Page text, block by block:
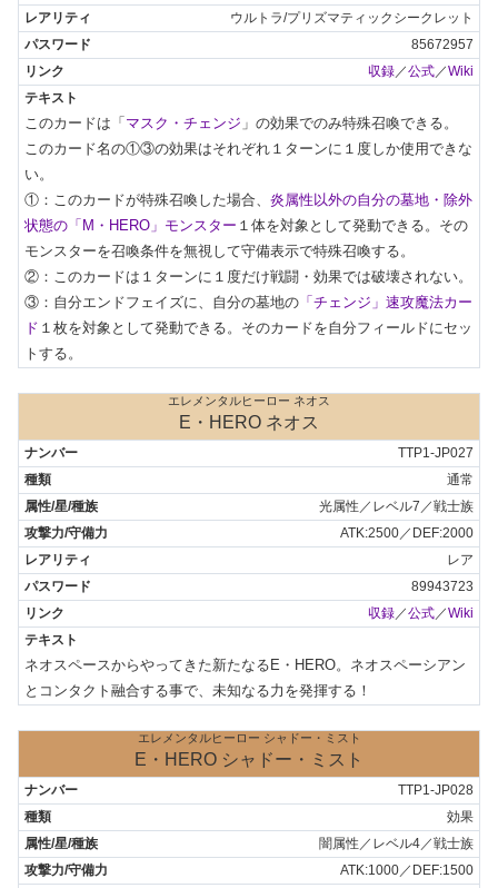
ウルトラ/プリズマティックシークレット
85672957
収録 ／公式 ／Wiki
このカードは「マスク・チェンジ 」の効果でのみ特殊召喚できる。
このカード名の①③の効果はそれぞれ１ターンに１度しか使用できな
い。
①：このカードが特殊召喚した場合、 炎属性以外の自分の墓地・除外
状態の「M・HERO」モンスター １体を対象として発動できる。その
モンスターを召喚条件を無視して守備表示で特殊召喚する。
②：このカードは１ターンに１度だけ戦闘・効果では破壊されない。
③：自分エンドフェイズに、自分の墓地の 「チェンジ」速攻魔法カー
ド １枚を対象として発動できる。そのカードを自分フィールドにセッ
トする。
エレメンタルヒーロー ネオス
E・HERO ネオス
TTP1-JP027
通常
光属性／レベル7／戦士族
ATK:2500／DEF:2000
レア
89943723
収録／公式／Wiki
ネオスペースからやってきた新たなるE・HERO。ネオスペーシアン
とコンタクト融合する事で、未知なる力を発揮する！
エレメンタルヒーロー シャドー・ミスト
E・HERO シャドー・ミスト
TTP1-JP028
効果
闇属性／レベル4／戦士族
ATK:1000／DEF:1500